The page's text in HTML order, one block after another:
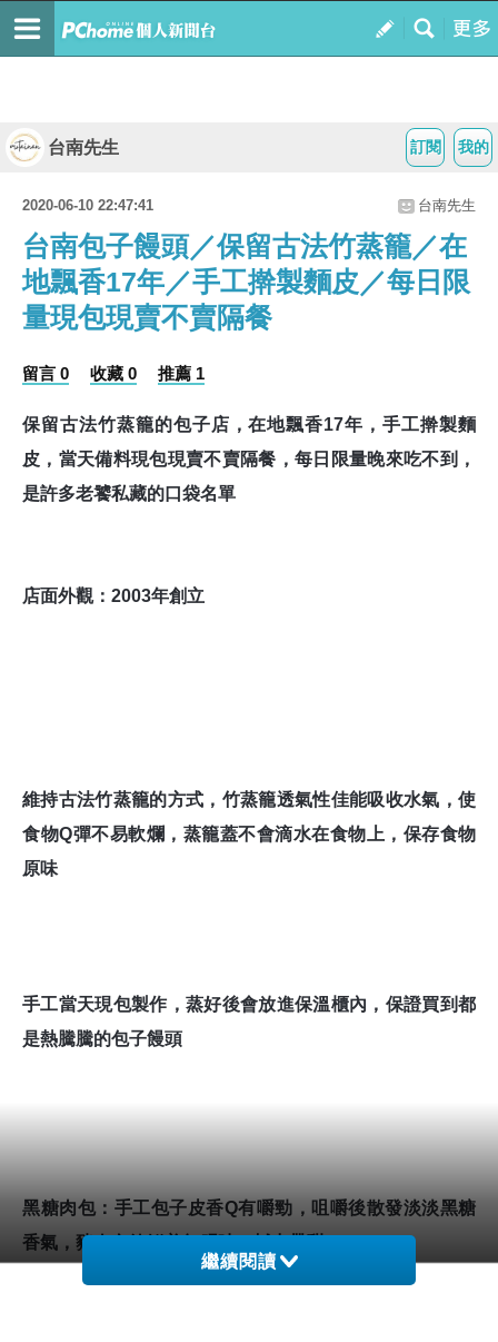
我的
訂閱
台南先生
2020-06-10 22:47:41 台南先生
台南包子饅頭／保留古法竹蒸籠／在
地飄香17年／手工擀製麵皮／每日限
量現包現賣不賣隔餐
留言 0 收藏 0 推薦 1
保留古法竹蒸籠的包子店，在地飄香17年，手工擀製麵
皮，當天備料現包現賣不賣隔餐，每日限量晚來吃不到，
是許多老饕私藏的口袋名單
店面外觀： 2003年創立
維持古法竹蒸籠的方式，竹蒸籠透氣性佳能吸收水氣，使
食物Q彈不易軟爛，蒸籠蓋不會滴水在食物上，保存食物
原味
手工當天現包製作，蒸好後會放進保溫櫃內，保證買到都
是熱騰騰的包子饅頭
黑糖肉包：手工包子皮香Q有嚼勁， 咀嚼後散發淡淡黑糖
香氣， 豬肉
繼續閱讀